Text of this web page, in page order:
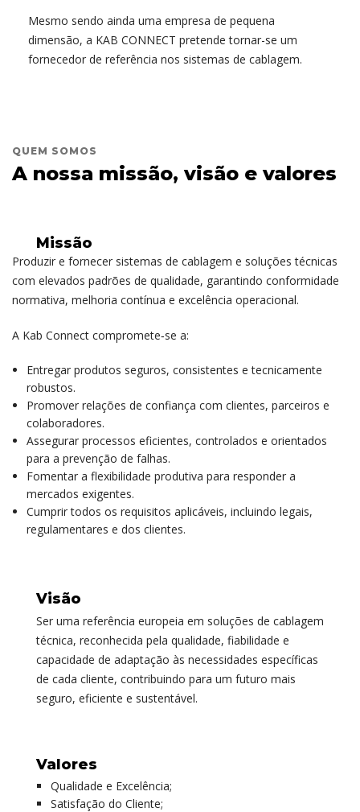
Mesmo sendo ainda uma empresa de pequena
dimensão, a KAB CONNECT pretende tornar-se um
fornecedor de referência nos sistemas de cablagem.
QUEM SOMOS
A nossa missão, visão e valores
Missão
Produzir e fornecer sistemas de cablagem e soluções técnicas
com elevados padrões de qualidade, garantindo conformidade
normativa, melhoria contínua e excelência operacional.
A Kab Connect compromete‑se a:
Entregar produtos seguros, consistentes e tecnicamente
robustos.
Promover relações de confiança com clientes, parceiros e
colaboradores.
Assegurar processos eficientes, controlados e orientados
para a prevenção de falhas.
Fomentar a flexibilidade produtiva para responder a
mercados exigentes.
Cumprir todos os requisitos aplicáveis, incluindo legais,
regulamentares e dos clientes.
Visão
Ser uma referência europeia em soluções de cablagem
técnica, reconhecida pela qualidade, fiabilidade e
capacidade de adaptação às necessidades específicas
de cada cliente, contribuindo para um futuro mais
seguro, eficiente e sustentável.
Valores
Qualidade e Excelência;
Satisfação do Cliente;